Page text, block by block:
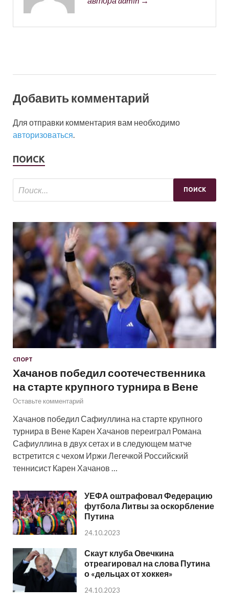
Добавить комментарий
Для отправки комментария вам необходимо
авторизоваться.
ПОИСК
СПОРТ
Хачанов победил соотечественника
на старте крупного турнира в Вене
Оставьте комментарий
Хачанов победил Сафиуллина на старте крупного
турнира в Вене Карен Хачанов переиграл Романа
Сафиуллина в двух сетах и в следующем матче
встретится с чехом Иржи Легечкой Российский
теннисист Карен Хачанов …
УЕФА оштрафовал Федерацию
футбола Литвы за оскорбление
Путина
24.10.2023
Скаут клуба Овечкина
отреагировал на слова Путина
о «дельцах от хоккея»
24.10.2023